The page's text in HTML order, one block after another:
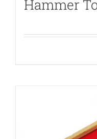
Hammer